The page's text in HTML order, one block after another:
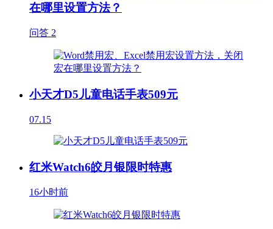
在哪里设置方法？
问答 2
小天才D5儿童电话手表509元
07.15
红米Watch6皎月银限时特惠
16小时前